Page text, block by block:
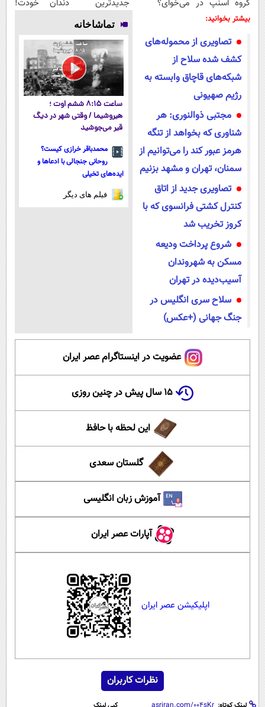
گروه اسنپ در
۱۴۰۴
می‌خوای؟
داریم!😍 | 📍
تهران
جدیدترین
فناوری اروپا،
سبک و مقاوم |
پرداخت قسطی
دندان خودت!
اقساطی 💳 📍
تهران
بیشتر بخوانید:
تصاویری از محموله‌های
کشف شده سلاح از
شبکه‌های قاچاق وابسته به
رژیم صهیونی
مجتبی ذوالنوری: هر
شناوری که بخواهد از تنگه
هرمز عبور کند را می‌توانیم از
سمنان، تهران و مشهد بزنیم
تصاویری جدید از اتاق
کنترل کشتی فرانسوی که با
کروز تخریب شد
شروع پرداخت ودیعه
مسکن به شهروندان
آسیب‌دیده در تهران
سلاح سری انگلیس در
جنگ‌ جهانی (+عکس)
تماشاخانه
ساعت ۸:۱۵ ششم اوت ؛
هیروشیما / وقتی شهر در دیگ
قیر می‌جوشید
محمدباقر خرازی کیست؟
روحانی جنجالی با ادعاها و
ایده‌های تخیلی
فیلم های دیگر
عضویت در اینستاگرام عصر ایران
۱۵ سال پیش در چنین روزی
این لحظه با حافظ
گلستان سعدی
آموزش زبان انگلیسی
آپارات عصر ایران
اپلیکیشن عصر ایران
نظرات کاربران